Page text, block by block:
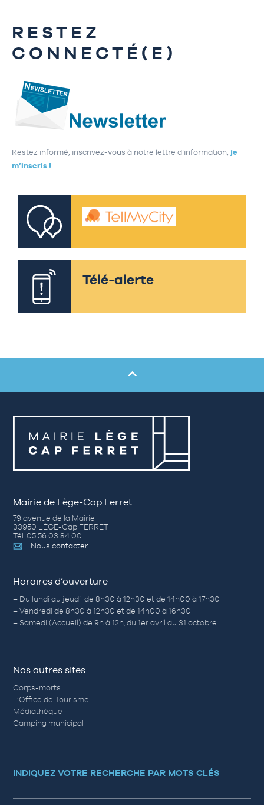
RESTEZ
CONNECTÉ(E)
Restez informé, inscrivez-vous à notre lettre d’information, je
m’inscris !
Télé-alerte
Mairie de Lège-Cap Ferret
79 avenue de la Mairie
33950 LÈGE-Cap FERRET
Tél. 05 56 03 84 00
Nous contacter
Horaires d’ouverture
– Du lundi au jeudi de 8h30 à 12h30 et de 14h00 à 17h30
– Vendredi de 8h30 à 12h30 et de 14h00 à 16h30
– Samedi (Accueil) de 9h à 12h, du 1er avril au 31 octobre.
Nos autres sites
Corps-morts
L’Office de Tourisme
Médiathèque
Camping municipal
INDIQUEZ VOTRE RECHERCHE PAR MOTS CLÉS